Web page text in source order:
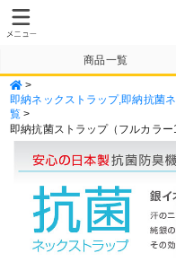
商品一覧
>
即納ネックストラップ,即納抗菌
覧 >
即納抗菌ストラップ（フルカラー